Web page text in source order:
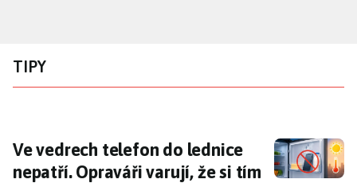
obsahu
TIPY
Ve vedrech telefon do lednice nepatří.
Ve vedrech telefon do lednice
nepatří. Opraváři varují, že si tím